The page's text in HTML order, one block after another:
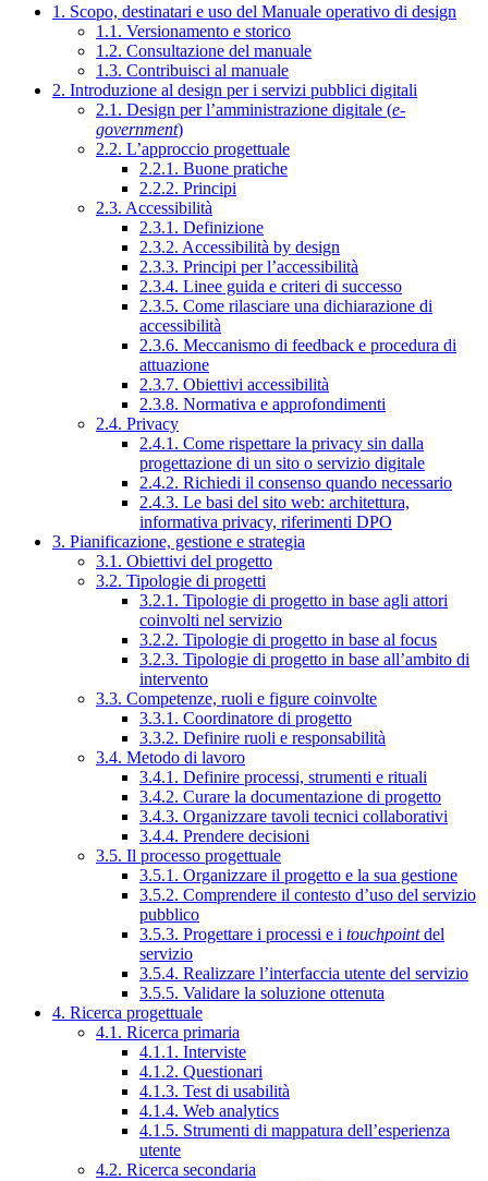
1. Scopo, destinatari e uso del Manuale operativo di design
1.1. Versionamento e storico
1.2. Consultazione del manuale
1.3. Contribuisci al manuale
2. Introduzione al design per i servizi pubblici digitali
2.1. Design per l’amministrazione digitale (e-
government)
2.2. L’approccio progettuale
2.2.1. Buone pratiche
2.2.2. Principi
2.3. Accessibilità
2.3.1. Definizione
2.3.2. Accessibilità by design
2.3.3. Principi per l’accessibilità
2.3.4. Linee guida e criteri di successo
2.3.5. Come rilasciare una dichiarazione di
accessibilità
2.3.6. Meccanismo di feedback e procedura di
attuazione
2.3.7. Obiettivi accessibilità
2.3.8. Normativa e approfondimenti
2.4. Privacy
2.4.1. Come rispettare la privacy sin dalla
progettazione di un sito o servizio digitale
2.4.2. Richiedi il consenso quando necessario
2.4.3. Le basi del sito web: architettura,
informativa privacy, riferimenti DPO
3. Pianificazione, gestione e strategia
3.1. Obiettivi del progetto
3.2. Tipologie di progetti
3.2.1. Tipologie di progetto in base agli attori
coinvolti nel servizio
3.2.2. Tipologie di progetto in base al focus
3.2.3. Tipologie di progetto in base all’ambito di
intervento
3.3. Competenze, ruoli e figure coinvolte
3.3.1. Coordinatore di progetto
3.3.2. Definire ruoli e responsabilità
3.4. Metodo di lavoro
3.4.1. Definire processi, strumenti e rituali
3.4.2. Curare la documentazione di progetto
3.4.3. Organizzare tavoli tecnici collaborativi
3.4.4. Prendere decisioni
3.5. Il processo progettuale
3.5.1. Organizzare il progetto e la sua gestione
3.5.2. Comprendere il contesto d’uso del servizio
pubblico
3.5.3. Progettare i processi e i touchpointdel
servizio
3.5.4. Realizzare l’interfaccia utente del servizio
3.5.5. Validare la soluzione ottenuta
4. Ricerca progettuale
4.1. Ricerca primaria
4.1.1. Interviste
4.1.2. Questionari
4.1.3. Test di usabilità
4.1.4. Web analytics
4.1.5. Strumenti di mappatura dell’esperienza
utente
4.2. Ricerca secondaria